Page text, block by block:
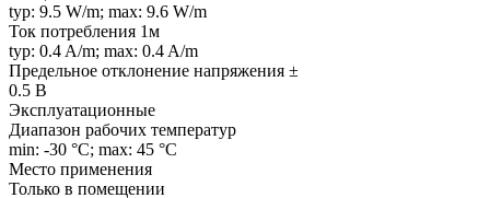
typ: 9.5 W/m; max: 9.6 W/m
Ток потребления 1м
typ: 0.4 A/m; max: 0.4 A/m
Предельное отклонение напряжения ±
0.5 В
Эксплуатационные
Диапазон рабочих температур
min: -30 °C; max: 45 °C
Место применения
Только в помещении